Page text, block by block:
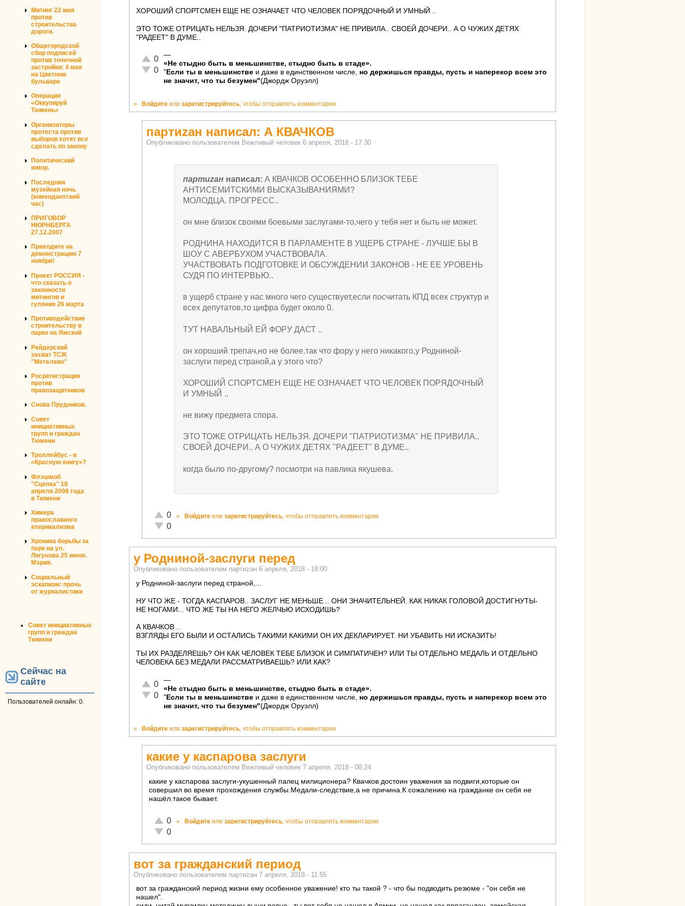
Митинг 22 мая
против
строительства
дороги.
Общегородской
сбор подписей
против точечной
застройки: 4 мая
на Цветном
бульваре
Операция
«Оккупируй
Тюмень»
Организаторы
протеста против
выборов хотят все
сделать по закону
Политический
юмор.
Последняя
музейная ночь
(комендантский
час)
ПРИГОВОР
НЮРНБЕРГА
27.12.2007
Приходите на
демонстрацию 7
ноября!
Проект РОССИЯ -
что сказать о
законности
митингов и
гуляния 26 марта
Противодействие
строительству в
парке на Ямской
Рейдерский
захват ТСЖ
"Метелево"
Росрегистрация
против
правозащитников
Снова Прудников.
Совет
инициативных
групп и граждан
Тюмени
Троллейбус - в
«Красную книгу»?
Флэшмоб
"Сцепка" 18
апреля 2008 года
в Тюмени
Химера
православного
клерикализма
Хроника борьбы за
парк на ул.
Логунова 25 июня.
Мэрия.
Социальный
эскапизм: прочь
от журналистики
Совет инициативных
групп и граждан
Тюмени
Сейчас на
сайте
Пользователей онлайн: 0.
ХОРОШИЙ СПОРТСМЕН ЕЩЕ НЕ ОЗНАЧАЕТ ЧТО ЧЕЛОВЕК ПОРЯДОЧНЫЙ И УМНЫЙ ..
ЭТО ТОЖЕ ОТРИЦАТЬ НЕЛЬЗЯ. ДОЧЕРИ "ПАТРИОТИЗМА" НЕ ПРИВИЛА.. СВОЕЙ ДОЧЕРИ.. А О ЧУЖИХ ДЕТЯХ
"РАДЕЕТ" В ДУМЕ..
Отлично!
0
Неадекватно!
0
—
«Не стыдно быть в меньшинстве, стыдно быть в стаде».
" Если ты в меньшинстве и даже в единственном числе, но держишься правды, пусть и наперекор всем это
не значит, что ты безумен"(Джордж Оруэлл)
» Войдите или зарегистрируйтесь , чтобы отправлять комментарии
партиzан написал: А КВАЧКОВ
Опубликовано пользователем Вежливый человек 6 апреля, 2018 - 17:30
партиzан написал:А КВАЧКОВ ОСОБЕННО БЛИЗОК ТЕБЕ
АНТИСЕМИТСКИМИ ВЫСКАЗЫВАНИЯМИ?
МОЛОДЦА. ПРОГРЕСС..
он мне близок своими боевыми заслугами-то,чего у тебя нет и быть не может.
РОДНИНА НАХОДИТСЯ В ПАРЛАМЕНТЕ В УЩЕРБ СТРАНЕ - ЛУЧШЕ БЫ В
ШОУ С АВЕРБУХОМ УЧАСТВОВАЛА.
УЧАСТВОВАТЬ ПОДГОТОВКЕ И ОБСУЖДЕНИИ ЗАКОНОВ - НЕ ЕЕ УРОВЕНЬ
СУДЯ ПО ИНТЕРВЬЮ..
в ущерб стране у нас много чего существует,если посчитать КПД всех структур и
всех депутатов,то цифра будет около 0.
ТУТ НАВАЛЬНЫЙ ЕЙ ФОРУ ДАСТ ..
он хороший трепач,но не более.так что фору у него никакого,у Родниной-
заслуги перед страной,а у этого что?
ХОРОШИЙ СПОРТСМЕН ЕЩЕ НЕ ОЗНАЧАЕТ ЧТО ЧЕЛОВЕК ПОРЯДОЧНЫЙ
И УМНЫЙ ..
не вижу предмета спора.
ЭТО ТОЖЕ ОТРИЦАТЬ НЕЛЬЗЯ. ДОЧЕРИ "ПАТРИОТИЗМА" НЕ ПРИВИЛА..
СВОЕЙ ДОЧЕРИ.. А О ЧУЖИХ ДЕТЯХ "РАДЕЕТ" В ДУМЕ..
когда было по-другому? посмотри на павлика якушева.
Отлично!
0
Неадекватно!
0
» Войдите или зарегистрируйтесь, чтобы отправлять комментарии
у Родниной-заслуги перед
Опубликовано пользователем партиzан 6 апреля, 2018 - 18:00
у Родниной-заслуги перед страной,...
НУ ЧТО ЖЕ - ТОГДА КАСПАРОВ.. ЗАСЛУГ НЕ МЕНЬШЕ .. ОНИ ЗНАЧИТЕЛЬНЕЙ. КАК НИКАК ГОЛОВОЙ ДОСТИГНУТЫ-
НЕ НОГАМИ... ЧТО ЖЕ ТЫ НА НЕГО ЖЕЛЧЬЮ ИСХОДИШЬ?
А КВАЧКОВ ..
ВЗГЛЯДЫ ЕГО БЫЛИ И ОСТАЛИСЬ ТАКИМИ КАКИМИ ОН ИХ ДЕКЛАРИРУЕТ. НИ УБАВИТЬ НИ ИСКАЗИТЬ!
ТЫ ИХ РАЗДЕЛЯЕШЬ? ОН КАК ЧЕЛОВЕК ТЕБЕ БЛИЗОК И СИМПАТИЧЕН? ИЛИ ТЫ ОТДЕЛЬНО МЕДАЛЬ И ОТДЕЛЬНО
ЧЕЛОВЕКА БЕЗ МЕДАЛИ РАССМАТРИВАЕШЬ? ИЛИ КАК?
Отлично!
0
Неадекватно!
0
—
«Не стыдно быть в меньшинстве, стыдно быть в стаде».
"Если ты в меньшинстве и даже в единственном числе, но держишься правды, пусть и наперекор всем это
не значит, что ты безумен"(Джордж Оруэлл)
» Войдите или зарегистрируйтесь, чтобы отправлять комментарии
какие у каспарова заслуги
Опубликовано пользователем Вежливый человек 7 апреля, 2018 - 08:24
какие у каспарова заслуги-укушенный палец милиционера? Квачков достоин уважения за подвиги,которые он
совершил во время прохождения службы.Медали-следствие,а не причина.К сожалению на гражданке он себя не
нашёл.такое бывает.
Отлично!
0
Неадекватно!
0
» Войдите или зарегистрируйтесь, чтобы отправлять комментарии
вот за гражданский период
Опубликовано пользователем партиzан 7 апреля, 2018 - 11:55
вот за гражданский период жизни ему особенное уважение! кто ты такой ? - что бы подводить резюме - "он себя не
нашел".